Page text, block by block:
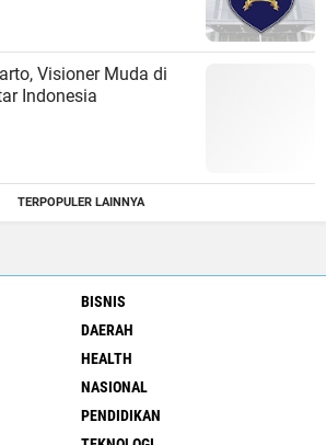
Visioner Muda di
Indonesia
TERPOPULER LAINNYA
BISNIS
DAERAH
HEALTH
NASIONAL
PENDIDIKAN